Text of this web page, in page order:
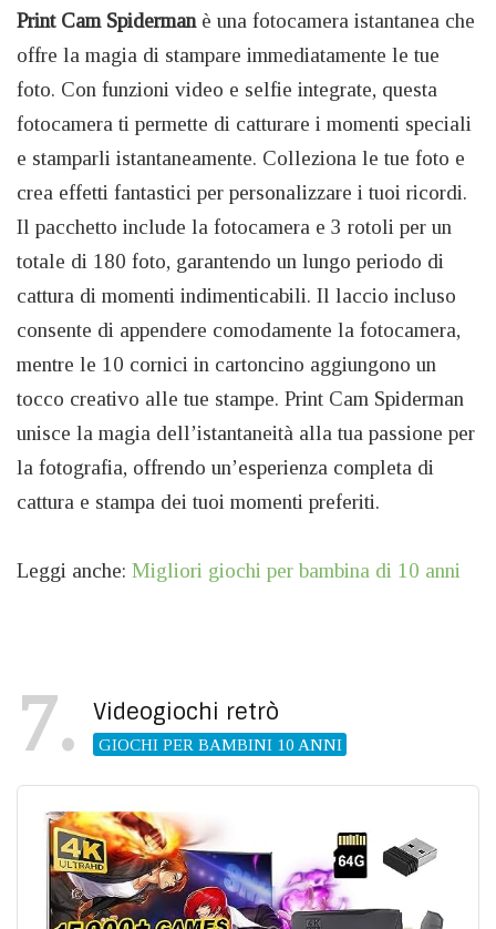
Print Cam Spiderman è una fotocamera istantanea che
offre la magia di stampare immediatamente le tue
foto. Con funzioni video e selfie integrate, questa
fotocamera ti permette di catturare i momenti speciali
e stamparli istantaneamente. Colleziona le tue foto e
crea effetti fantastici per personalizzare i tuoi ricordi.
Il pacchetto include la fotocamera e 3 rotoli per un
totale di 180 foto, garantendo un lungo periodo di
cattura di momenti indimenticabili. Il laccio incluso
consente di appendere comodamente la fotocamera,
mentre le 10 cornici in cartoncino aggiungono un
tocco creativo alle tue stampe. Print Cam Spiderman
unisce la magia dell’istantaneità alla tua passione per
la fotografia, offrendo un’esperienza completa di
cattura e stampa dei tuoi momenti preferiti.
Leggi anche: Migliori giochi per bambina di 10 anni
7 Videogiochi retrò
GIOCHI PER BAMBINI 10 ANNI